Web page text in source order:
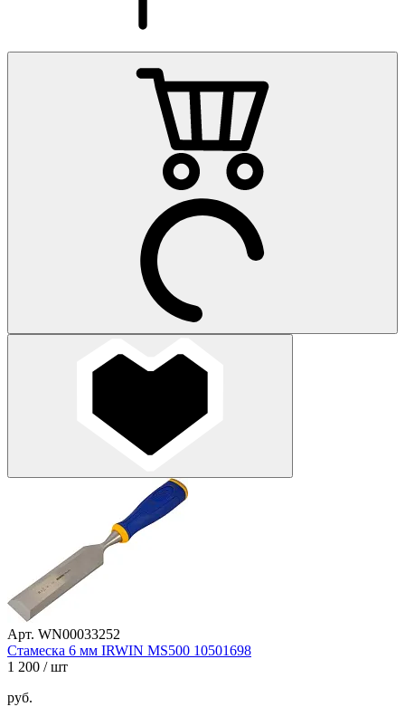
Арт. WN00033252
Стамеска 6 мм IRWIN MS500 10501698
1 200 / шт
руб.